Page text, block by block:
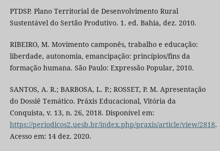
PTDSP. Plano Territorial de Desenvolvimento Rural
Sustentável do Sertão Produtivo. 1. ed. Bahia, dez. 2010.
RIBEIRO, M. Movimento camponês, trabalho e educação:
liberdade, autonomia, emancipação: princípios/fins da
formação humana. São Paulo: Expressão Popular, 2010.
SANTOS, A. R.; BARBOSA, L. P.; ROSSET, P. M. Apresentação
do Dossiê Temático. Práxis Educacional, Vitória da
Conquista, v. 13, n. 26, 2018. Disponível em:
https://periodicos2.uesb.br/index.php/praxis/article/view/2818.
Acesso em: 14 dez. 2020.